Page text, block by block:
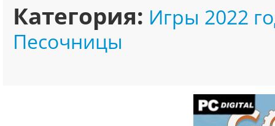
Категория: Игры 2022
Песочницы